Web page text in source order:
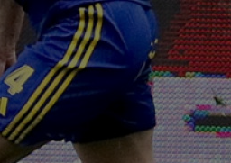
Rodri nu stă la discuții! Decizia
după ce Manchester City a refuzat...
Transferul lui Marco Dulca a fost
Jucătorul lui Inter, cucerit de
Chivu, chiar dacă i-a schimbat